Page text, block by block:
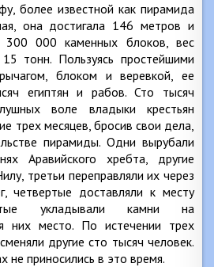
более известной как пирамида
она достигала 146 метров и
000 каменных блоков, вес
тонн. Пользуясь простейшими
блоком и веревкой, ее
египтян и рабов. Сто тысяч
воле владыки крестьян
трех месяцев, бросив свои дела,
пирамиды. Одни вырубали
Аравийского хребта, другие
третьи переправляли их через
четвертые доставляли к месту
укладывали камни на
них место. По истечении трех
другие сто тысяч человек.
приносились в это время.